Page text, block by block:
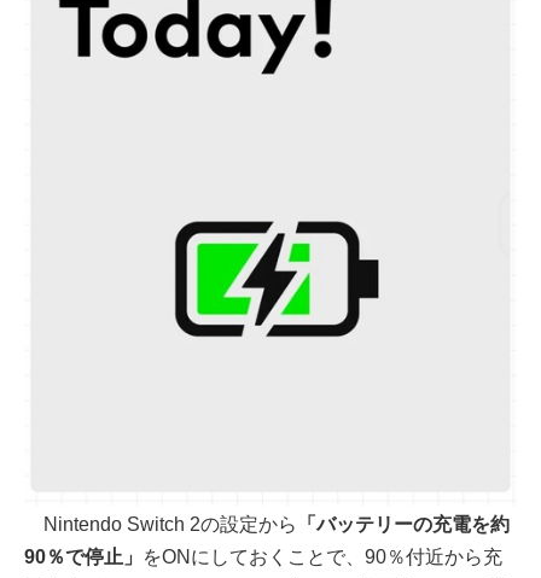
Nintendo Switch 2の設定から
「バッテリーの充電を約
90％で停止」
をONにしておくことで、90％付近から充